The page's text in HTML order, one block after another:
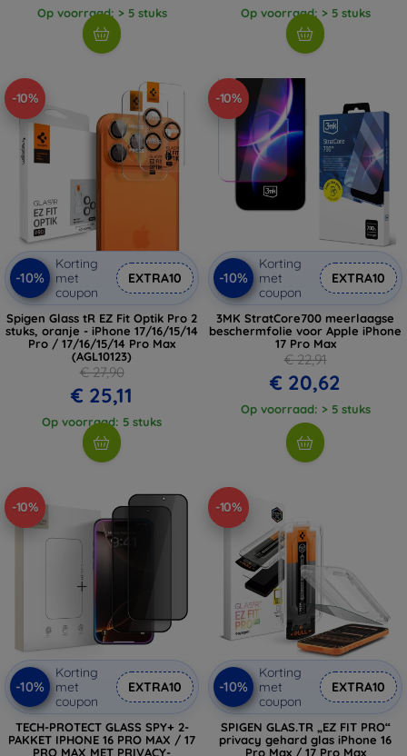
Op voorraad: > 5 stuks Op voorraad: > 5 stuks
-10%
-10%
Korting
met
coupon
EXTRA10
Spigen Glass tR EZ Fit Optik Pro 2
stuks, oranje - iPhone 17/16/15/14
Pro / 17/16/15/14 Pro Max
(AGL10123)
€ 27,90
€ 25,11
Op voorraad: 5 stuks
-10%
-10%
Korting
met
coupon
EXTRA10
3MK StratCore700 meerlaagse
beschermfolie voor Apple iPhone
17 Pro Max
€ 22,91
€ 20,62
Op voorraad: > 5 stuks
-10%
-10%
Korting
met
coupon
EXTRA10
TECH-PROTECT GLASS SPY+ 2-
PAKKET IPHONE 16 PRO MAX / 17
PRO MAX MET PRIVACY-
-10%
-10%
Korting
met
coupon
EXTRA10
SPIGEN GLAS.TR „EZ FIT PRO“
privacy gehard glas iPhone 16
Pro Max / 17 Pro Max